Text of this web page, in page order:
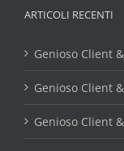
ARTICOLI RECENTI
Genioso Client
Genioso Client
Genioso Client